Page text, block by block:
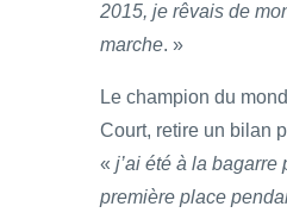
2015, je rêvais de
marche. »
Le champion du
Court, retire un bilan
« j’ai été à la bagarre
première place